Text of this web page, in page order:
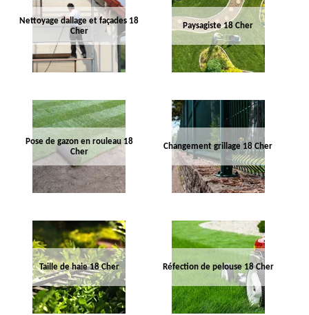
Nettoyage dallage et façades 18
Cher
Paysagiste 18 Cher
Pose de gazon en rouleau 18
Cher
Changement grillage 18 Cher
Taille de haie 18 Cher Réfection de pelouse 18 Cher